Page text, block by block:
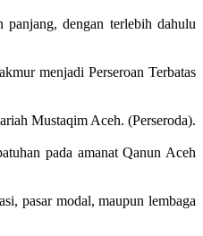
dengan terlebih dahulu
menjadi Perseroan Terbatas
Mustaqim Aceh. (Perseroda).
pada amanat Qanun Aceh
pasar modal, maupun lembaga